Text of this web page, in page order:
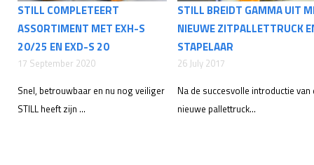
STILL COMPLETEERT
ASSORTIMENT MET EXH-S
20/25 EN EXD-S 20
17 September 2020
Snel, betrouwbaar en nu nog veiliger
STILL heeft zijn ...
STILL BREIDT GAMMA UIT
NIEUWE ZITPALLETTRUCK
STAPELAAR
26 July 2017
Na de succesvolle introductie van
nieuwe pallettruck...